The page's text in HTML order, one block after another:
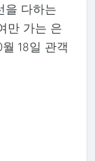
을 다하는
만 가는 은
18일 관객